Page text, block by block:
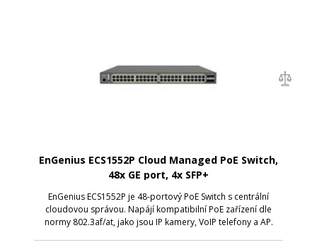
EnGenius ECS1552P Cloud Managed PoE Switch,
48x GE port, 4x SFP+
EnGenius ECS1552P je 48-portový PoE Switch s centrální
cloudovou správou. Napájí kompatibilní PoE zařízení dle
normy 802.3af/at, jako jsou IP kamery, VoIP telefony a AP.